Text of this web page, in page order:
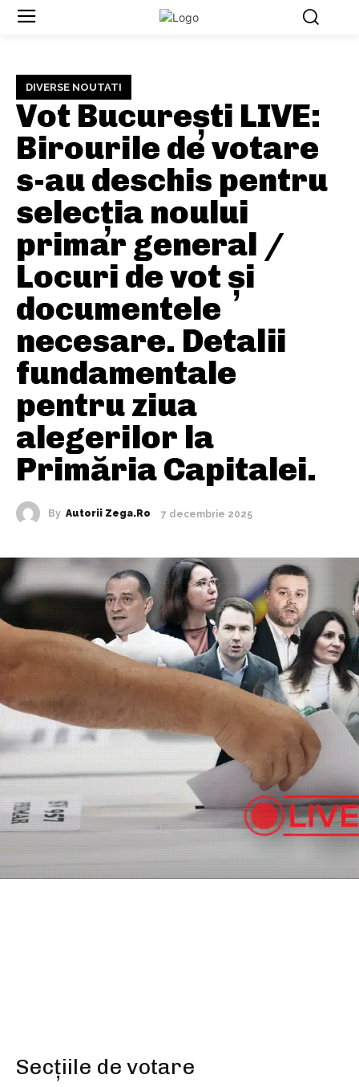
DIVERSE NOUTATI
Vot București LIVE:
Birourile de votare
s-au deschis pentru
selecția noului
primar general /
Locuri de vot și
documentele
necesare. Detalii
fundamentale
pentru ziua
alegerilor la
Primăria Capitalei.
By Autorii Zega.ro 7 decembrie 2025
Secțiile de votare